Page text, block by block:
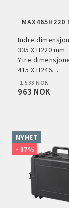
MAX465H220
Indre
335 X H220 mm
Ytre
415 X H246…
1.533 NOK
963 NOK
NYHET
- 37%